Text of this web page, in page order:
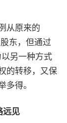
从原来的
东，但通过
另一种方式
的转移，又保
多得。
远见